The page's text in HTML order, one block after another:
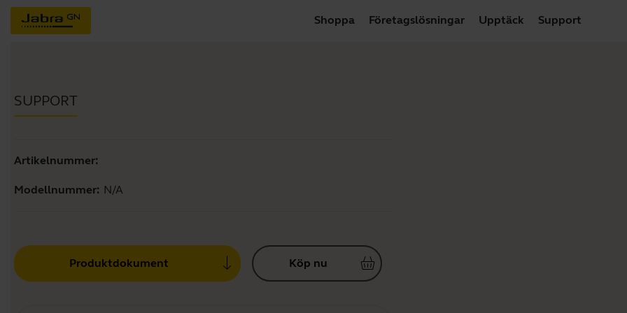
Shoppa Företagslösningar Upptäck Support
SUPPORT
Artikelnummer:
Modellnummer: N/A
Produktdokument Köp nu